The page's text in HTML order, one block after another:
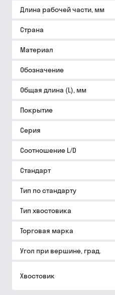
Длина рабочей части, мм
Страна
Материал
Обозначение
Общая длина (L), мм
Покрытие
Серия
Соотношение L/D
Стандарт
Тип по стандарту
Тип хвостовика
Торговая марка
Угол при вершине, град.
Хвостовик